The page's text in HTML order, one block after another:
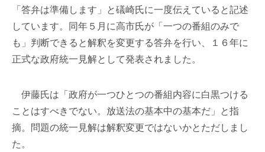
「答弁は準備します」と礒崎氏に一度伝えていると記述
しています。同年５月に高市氏が「一つの番組のみで
も」判断できると解釈を変更する答弁を行い、１６年に
正式な政府統一見解として発表されました。
伊藤氏は「政府が一つひとつの番組内容に白黒つける
ことはすべきでない。放送法の基本中の基本だ」と指
摘。問題の統一見解は解釈変更ではないかとただしまし
た。